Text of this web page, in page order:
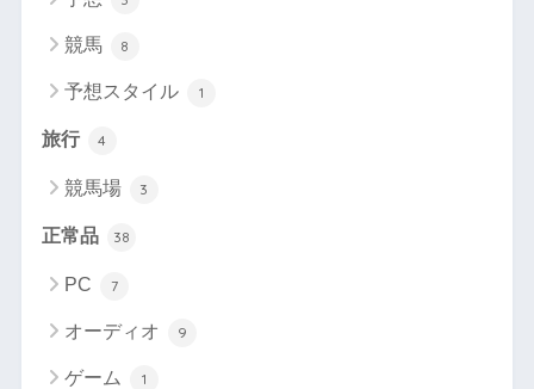
競馬 8
予想スタイル 1
旅行 4
競馬場 3
正常品 38
PC 7
オーディオ 9
ゲーム 1